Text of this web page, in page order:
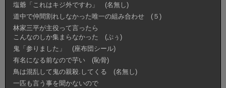
塩爺「これはキジ外ですわ」 (名無し)
道中で仲間割れしなかった唯一の組み合わせ (５)
林家三平が主役って言ったら
こんなのしか集まらなかった (ぷぅ)
鬼「参りました」 (座布団シール)
有名になる前なので芋い (恥骨)
鳥は混乱して鬼の親殺.してくる (名無し)
一匹も言う事を聞かないので